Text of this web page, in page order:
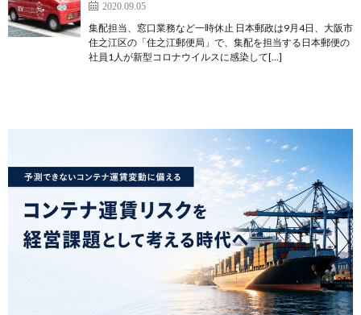
2020.09.05
集配担当、窓口業務など一時休止 日本郵政は9月4日、大阪市
住之江区の「住之江郵便局」で、集配を担当する日本郵便の
社員1人が新型コロナウイルスに感染して[…]